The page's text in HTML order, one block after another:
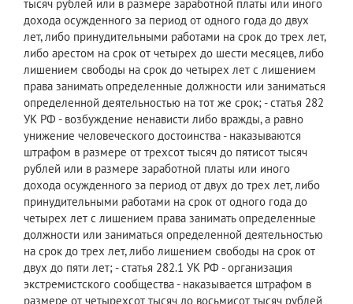
тысяч рублей или в размере заработной платы или иного
дохода осужденного за период от одного года до двух
лет, либо принудительными работами на срок до трех лет,
либо арестом на срок от четырех до шести месяцев, либо
лишением свободы на срок до четырех лет с лишением
права занимать определенные должности или заниматься
определенной деятельностью на тот же срок; - статья 282
УК РФ - возбуждение ненависти либо вражды, а равно
унижение человеческого достоинства - наказываются
штрафом в размере от трехсот тысяч до пятисот тысяч
рублей или в размере заработной платы или иного
дохода осужденного за период от двух до трех лет, либо
принудительными работами на срок от одного года до
четырех лет с лишением права занимать определенные
должности или заниматься определенной деятельностью
на срок до трех лет, либо лишением свободы на срок от
двух до пяти лет; - статья 282.1 УК РФ - организация
экстремистского сообщества - наказывается штрафом в
размере от четырехсот тысяч до восьмисот тысяч рублей